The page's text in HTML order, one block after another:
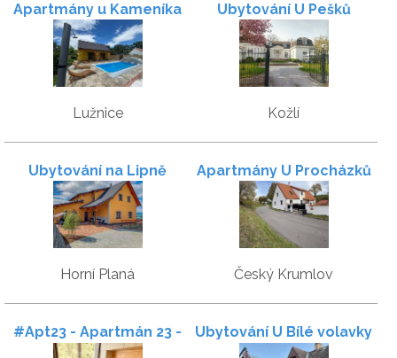
Apartmány u Kameníka
Lužnice
Ubytování U Pešků
Kožlí
Ubytování na Lipně
Horní Planá
Apartmány U Procházků
Český Krumlov
#Apt23 - Apartmán 23 -
Ubytování U Bílé volavky